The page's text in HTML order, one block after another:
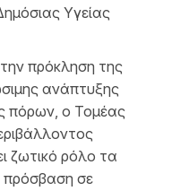
Υγείας
πρόκληση της
ανάπτυξης
πόρων, ο Τομέας
ζωτικό ρόλο τα
πρόσβαση σε